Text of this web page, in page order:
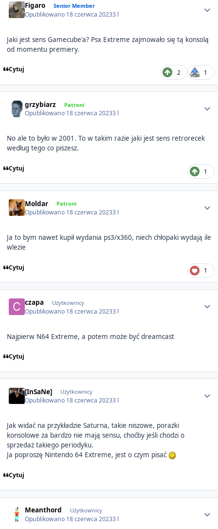
Figaro Senior Member
Opublikowano 18 czerwca 20233 l
Jaki jest sens Gamecube'a? Psx Extreme zajmowało się tą konsolą
od momentu premiery.
Cytuj 2 1
grzybiarz Patroni
Opublikowano 18 czerwca 20233 l
No ale to było w 2001. To w takim razie jaki jest sens retrorecek
według tego co piszesz.
Cytuj 1
Moldar Patroni
Opublikowano 18 czerwca 20233 l
Ja to bym nawet kupił wydania ps3/x360, niech chłopaki wydają ile
wlezie
Cytuj 1
czapa Użytkownicy
Opublikowano 18 czerwca 20233 l
Najpierw N64 Extreme, a potem może być dreamcast
Cytuj
[InSaNe] Użytkownicy
Opublikowano 18 czerwca 20233 l
Jak widać na przykładzie Saturna, takie niszowe, porażki
konsolowe za bardzo nie mają sensu, choćby jeśli chodzi o
sprzedaż takiego periodyku.
Ja poproszę Nintendo 64 Extreme, jest o czym pisać
Cytuj
Meanthord Użytkownicy
Opublikowano 18 czerwca 20233 l